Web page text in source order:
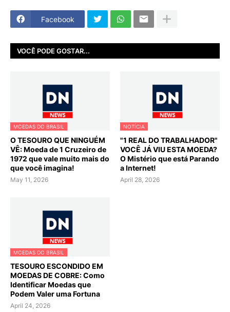
Facebook
VOCÊ PODE GOSTAR...
MOEDAS DO BRASIL
O TESOURO QUE NINGUÉM
VÊ: Moeda de 1 Cruzeiro de
1972 que vale muito mais do
que você imagina!
May 11, 2026
NOTÍCIA
"1 REAL DO TRABALHADOR"
VOCÊ JÁ VIU ESTA MOEDA?
O Mistério que está Parando
a Internet!
April 28, 2026
MOEDAS DO BRASIL
TESOURO ESCONDIDO EM
MOEDAS DE COBRE: Como
Identificar Moedas que
Podem Valer uma Fortuna
April 24, 2026